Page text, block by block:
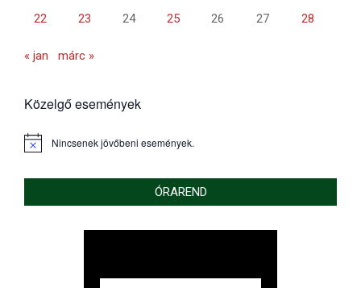
22 23 24 25 26 27 28
« jan márc »
Közelgő események
Notice Nincsenek jövőbeni események.
ÓRAREND